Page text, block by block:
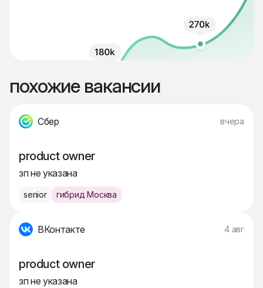
похожие вакансии
Сбер вчера
product owner
зп не указана
senior гибрид Москва
ВКонтакте 4 авг
product owner
зп не указана